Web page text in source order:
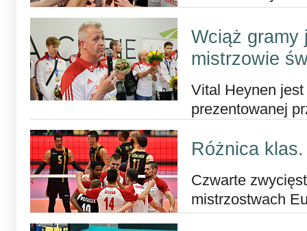
Wciąż gramy
mistrzowie
Vital Heynen
prezentowanej
Różnica
Czwarte
mistrzostwach